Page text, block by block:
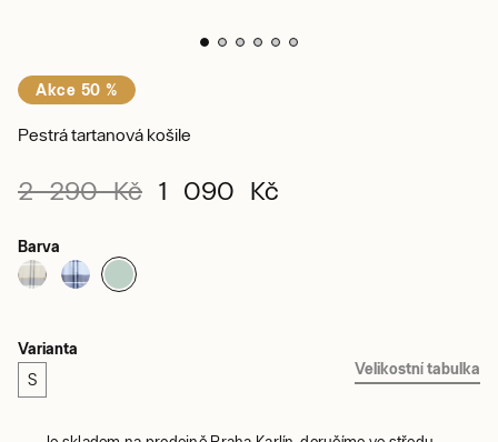
Akce 50 %
Pestrá tartanová košile
2 290 Kč 1 090 Kč
Barva
Varianta
S
Velikostní tabulka